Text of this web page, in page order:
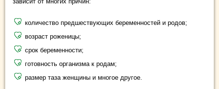
количество предшествующих беременностей и родов;
возраст роженицы;
срок беременности;
готовность организма к родам;
размер таза женщины и многое другое.